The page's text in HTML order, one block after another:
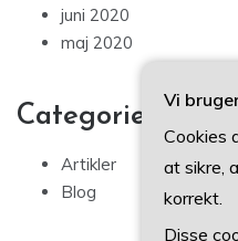
juni 2020
maj 2020
Categories
Artikler
Blog
Vi
Cookies
at sikre,
korrekt.
Disse